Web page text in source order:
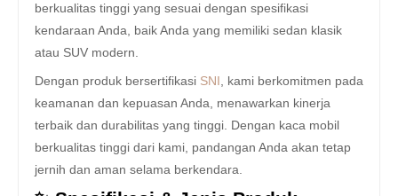
berkualitas tinggi yang sesuai dengan spesifikasi
kendaraan Anda, baik Anda yang memiliki sedan klasik
atau SUV modern.
Dengan produk bersertifikasi SNI
, kami berkomitmen pada
keamanan dan kepuasan Anda, menawarkan kinerja
terbaik dan durabilitas yang tinggi. Dengan kaca mobil
berkualitas tinggi dari kami, pandangan Anda akan tetap
jernih dan aman selama berkendara.